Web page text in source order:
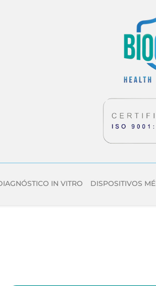
IN VITRO DISPOSITIVOS